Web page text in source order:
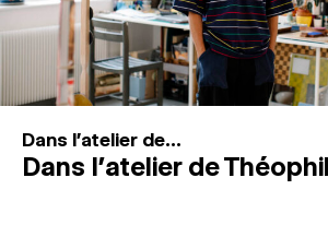
Recherche
Connexion
Dans l'atelier de...
Dans l’atelier de